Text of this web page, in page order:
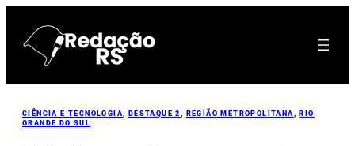
para
CIÊNCIA E TECNOLOGIA, DESTAQUE 2 , REGIÃO METROPOLITANA , RIO
GRANDE DO SUL